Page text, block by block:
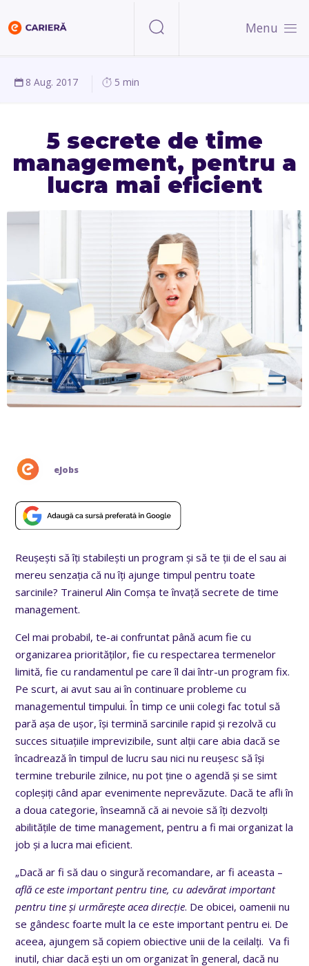
Menu
8 Aug. 2017 5 min
5 secrete de time
management, pentru a
lucra mai eficient
eJobs
Reușești să îți stabilești un program și să te ții de el sau ai
mereu senzația că nu îți ajunge timpul pentru toate
sarcinile? Trainerul Alin Comșa te învață secrete de time
management.
Cel mai probabil, te-ai confruntat până acum fie cu
organizarea priorităților, fie cu respectarea termenelor
limită, fie cu randamentul pe care îl dai într-un program fix.
Pe scurt, ai avut sau ai în continuare probleme cu
managementul timpului. În timp ce unii colegi fac totul să
pară așa de ușor, își termină sarcinile rapid și rezolvă cu
succes situațiile imprevizibile, sunt alții care abia dacă se
încadrează în timpul de lucru sau nici nu reușesc să își
termine treburile zilnice, nu pot ține o agendă și se simt
copleșiți când apar evenimente neprevăzute. Dacă te afli în
a doua categorie, înseamnă că ai nevoie să îți dezvolți
abilitățile de time management, pentru a fi mai organizat la
job și a lucra mai eficient.
„Dacă ar fi să dau o singură recomandare, ar fi aceasta –
află ce este important pentru tine, cu adevărat important
pentru tine și urmărește acea direcție. De obicei, oamenii nu
se gândesc foarte mult la ce este important pentru ei. De
aceea, ajungem să copiem obiective unii de la ceilalți. Va fi
inutil, chiar dacă ești un om organizat în general, dacă nu